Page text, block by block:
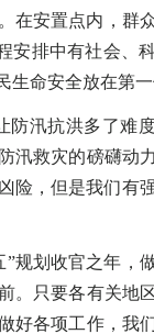
在安置点内，群
排中有社会、科
命安全放在第一
汛抗洪多了难
汛救灾的磅礴动
险，但是我们有
规划收官之年，
。只要各有关地
好各项工作，我